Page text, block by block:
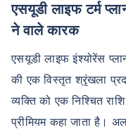
एसयूडी लाइफ टर्म प्लान प्रीमियम उद्धरण को प्रभावित कर
ने वाले कारक
एसयूडी लाइफ इंश्योरेंस
की एक विस्तृत श्रृंखला
व्यक्ति को एक निश्चित
प्रीमियम कहा जाता है।